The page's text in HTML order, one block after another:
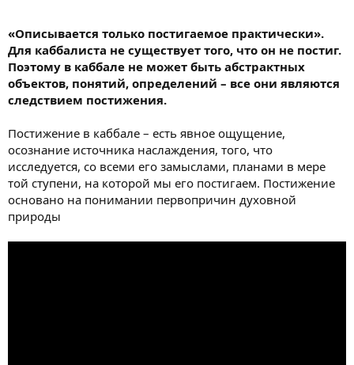
«Описывается только постигаемое практически».
Для каббалиста не существует того, что он не постиг.
Поэтому в каббале не может быть абстрактных
объектов, понятий, определений – все они являются
следствием постижения.
Постижение в каббале – есть явное ощущение,
осознание источника наслаждения, того, что
исследуется, со всеми его замыслами, планами в мере
той ступени, на которой мы его постигаем. Постижение
основано на понимании первопричин духовной
природы